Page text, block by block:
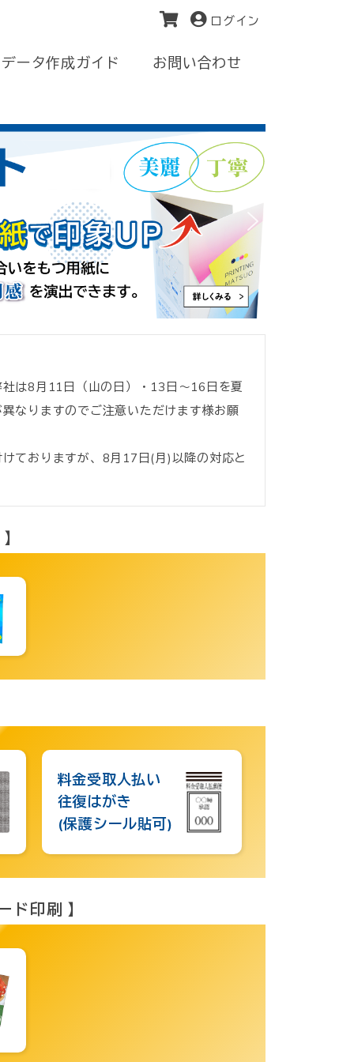
ログイン
データ作成ガイド お問い合わせ
は8月11日（山の日）・13日〜16日を夏
なりますのでご注意いただけます様お願
ておりますが、8月17日(月)以降の対応と
料金受取人払い
往復はがき
(保護シール貼可)
ド印刷 】